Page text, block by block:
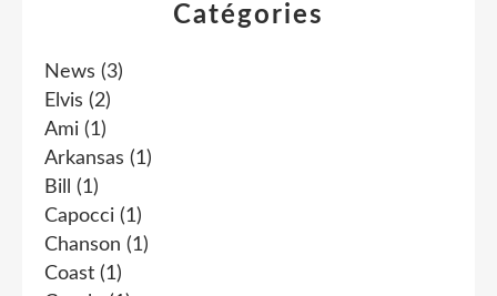
Catégories
News (3)
Elvis (2)
Ami (1)
Arkansas (1)
Bill
(1)
Capocci (1)
Chanson (1)
Coast (1)